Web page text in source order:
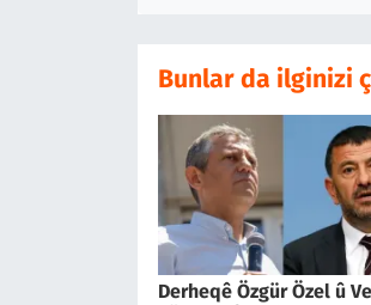
Bunlar da ilginizi
Derheqê Özgür Özel û